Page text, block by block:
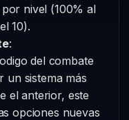
nivel (100% al
10).
:
del combate
un sistema más
el anterior, este
opciones nuevas